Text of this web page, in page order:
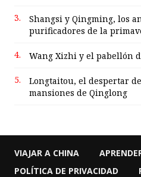
3.
Shangsi y Qingming, los
purificadores de la
4. Wang Xizhi y el pabellón
5.
Longtaitou, el despertar
mansiones de Qinglong
VIAJAR A CHINA
POLÍTICA DE PRIVACIDAD